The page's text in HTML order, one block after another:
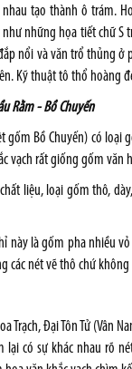
tạo thành ô trám.
những họa tiết chữ S
nổi và văn trổ thủng
Kỹ thuật tô thổ hoàng
Rằm - Bồ Chuyến
Bồ Chuyến) có loại
vạch rất giống gốm văn
liệu, loại gốm thô,
này là gốm pha nhiều
các nét vẽ thô chứ
Trạch, Đại Tôn Tử
lại có sự khác nhau rõ